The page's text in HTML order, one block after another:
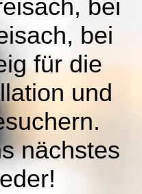
bei
bei
für die
und
nächstes